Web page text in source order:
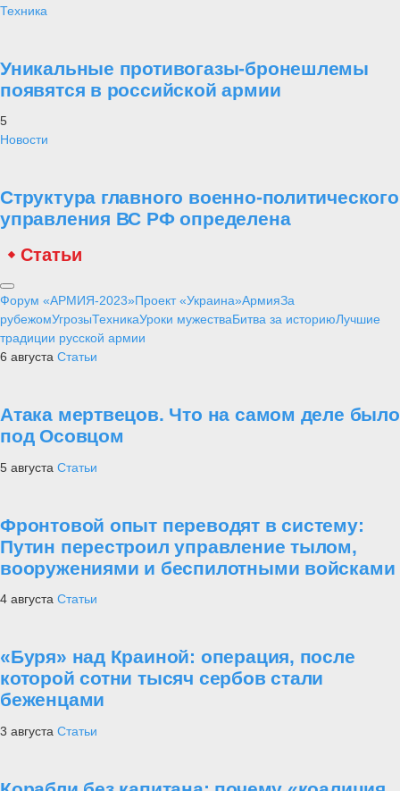
Техника
Уникальные противогазы-бронешлемы
появятся в российской армии
5
Новости
Структура главного военно-политического
управления ВС РФ определена
Статьи
Форум «АРМИЯ-2023»Проект «Украина»АрмияЗа
рубежомУгрозыТехникаУроки мужестваБитва за историюЛучшие
традиции русской армии
6 августа Статьи
Атака мертвецов. Что на самом деле было
под Осовцом
5 августа Статьи
Фронтовой опыт переводят в систему:
Путин перестроил управление тылом,
вооружениями и беспилотными войсками
4 августа Статьи
«Буря» над Краиной: операция, после
которой сотни тысяч сербов стали
беженцами
3 августа Статьи